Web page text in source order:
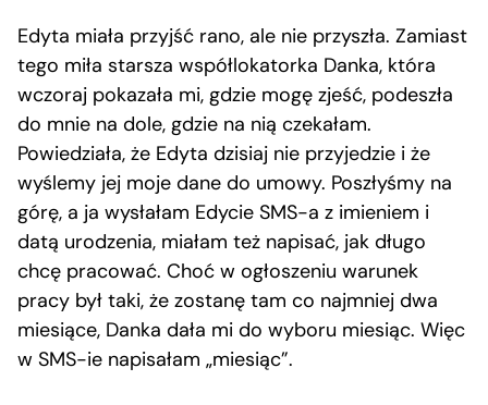
Edyta miała przyjść rano, ale nie przyszła. Zamiast
tego miła starsza współlokatorka Danka, która
wczoraj pokazała mi, gdzie mogę zjeść, podeszła
do mnie na dole, gdzie na nią czekałam.
Powiedziała, że Edyta dzisiaj nie przyjedzie i że
wyślemy jej moje dane do umowy. Poszłyśmy na
górę, a ja wysłałam Edycie SMS-a z imieniem i
datą urodzenia, miałam też napisać, jak długo
chcę pracować. Choć w ogłoszeniu warunek
pracy był taki, że zostanę tam co najmniej dwa
miesiące, Danka dała mi do wyboru miesiąc. Więc
w SMS-ie napisałam „miesiąc”.